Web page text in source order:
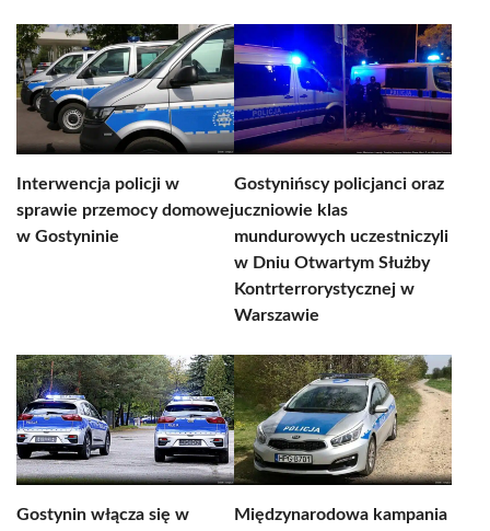
Interwencja policji w
sprawie przemocy domowej
w Gostyninie
Gostynińscy policjanci oraz
uczniowie klas
mundurowych uczestniczyli
w Dniu Otwartym Służby
Kontrterrorystycznej w
Warszawie
Gostynin włącza się w
Międzynarodowa kampania